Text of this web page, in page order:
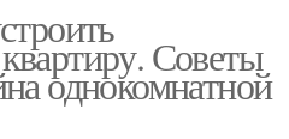
Советы
однокомнатной